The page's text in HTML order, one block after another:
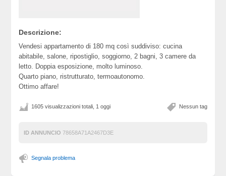
Descrizione:
Vendesi appartamento di 180 mq così suddiviso: cucina
abitabile, salone, ripostiglio, soggiorno, 2 bagni, 3 camere da
letto. Doppia esposizione, molto luminoso.
Quarto piano, ristrutturato, termoautonomo.
Ottimo affare!
Nessun tag
1605 visualizzazioni totali, 1 oggi
ID ANNUNCIO 78658A71A2467D3E
Segnala problema